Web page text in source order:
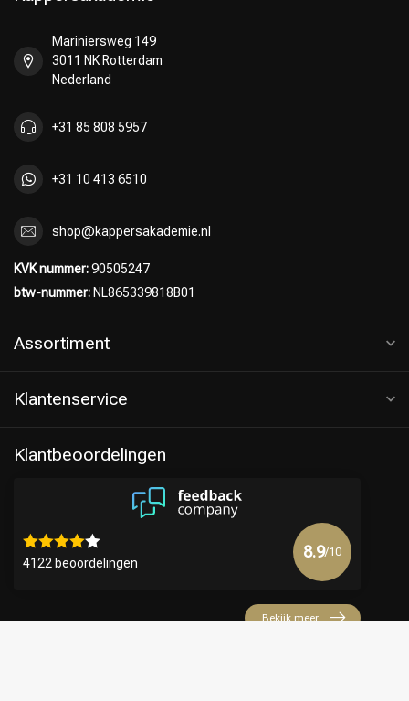
Mariniersweg 149
3011 NK Rotterdam
Nederland
+31 85 808 5957
+31 10 413 6510
shop@kappersakademie.nl
KVK nummer:90505247
btw-nummer: NL865339818B01
Assortiment
Klantenservice
Klantbeoordelingen
4122 beoordelingen
8.9/10
Bekijk meer